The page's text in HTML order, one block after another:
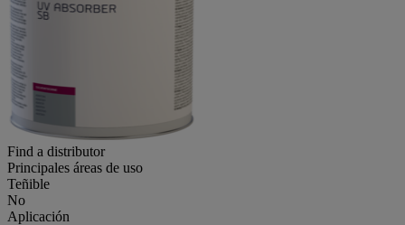
Find a distributor
Principales áreas de uso
Teñible
No
Aplicación